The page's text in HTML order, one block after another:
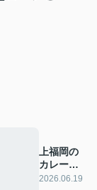
上福岡の
カレーう
どん
2026.06.19